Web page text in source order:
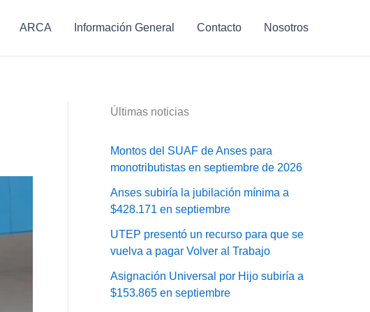
ARCA Información General Contacto Nosotros
Últimas noticias
Montos del SUAF de Anses para
monotributistas en septiembre de 2026
Anses subiría la jubilación mínima a
$428.171 en septiembre
UTEP presentó un recurso para que se
vuelva a pagar Volver al Trabajo
Asignación Universal por Hijo subiría a
$153.865 en septiembre